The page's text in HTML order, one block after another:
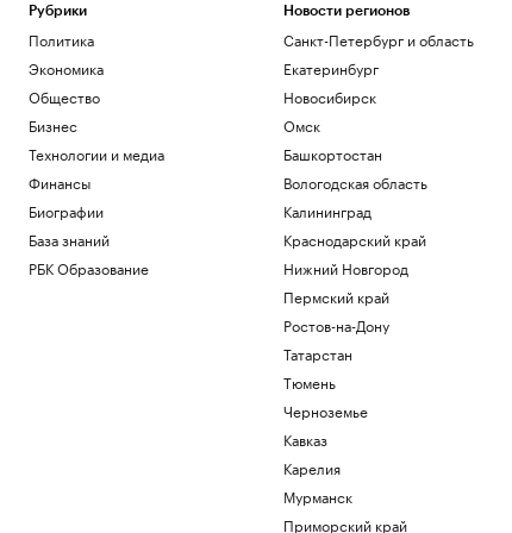
Политика
Reuters раскрыл одну из крупнейших
уступок Ирану в конфликте с США
Политика
Три российских аэропорта закрыли для
полетов
Политика
Wildberries начала подготовку к
запуску собственного мессенджера
Технологии и медиа
США потребуют от ряда иммигрантов
залоги до $250 тыс. для получения виз
Adidas извинился за обилие розовых
бутс на ЧМ-26, назвав это совпадением
Рубрики
Политика
Экономика
Общество
Бизнес
Технологии и медиа
Финансы
Биографии
База знаний
РБК Образование
Новости регионов
Санкт-Петербург и область
Екатеринбург
Новосибирск
Омск
Башкортостан
Вологодская область
Калининград
Краснодарский край
Нижний Новгород
Пермский край
Ростов-на-Дону
Татарстан
Тюмень
Черноземье
Кавказ
Карелия
Мурманск
Приморский край